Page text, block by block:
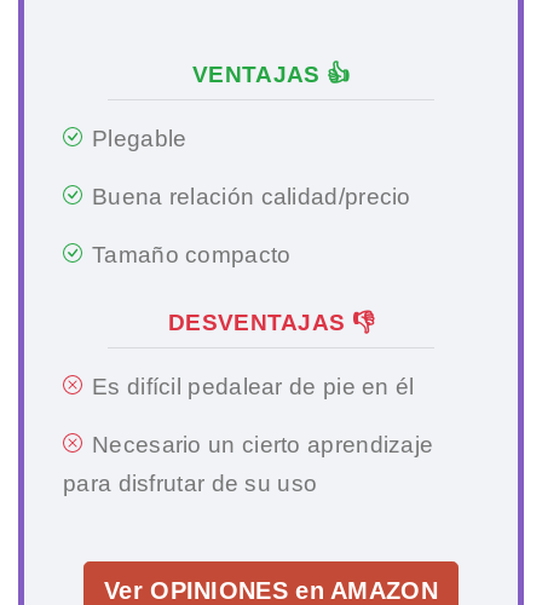
VENTAJAS 👍
Plegable
Buena relación calidad/precio
Tamaño compacto
DESVENTAJAS 👎
Es difícil pedalear de pie en él
Necesario un cierto aprendizaje
para disfrutar de su uso
Ver OPINIONES en AMAZON